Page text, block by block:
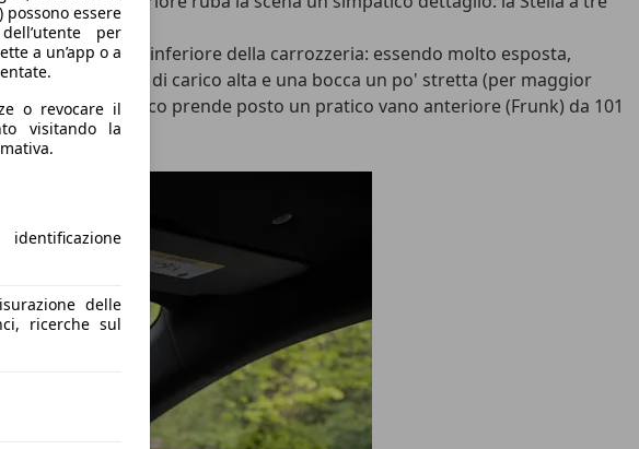
essere
per
a un’app o a
o revocare il
visitando la
delle
ricerche sul
tutta la parte inferiore della carrozzeria: essendo molto esposta,
con una soglia di carico alta e una bocca un po' stretta (per maggior
motore termico prende posto un pratico vano anteriore (Frunk) da 101